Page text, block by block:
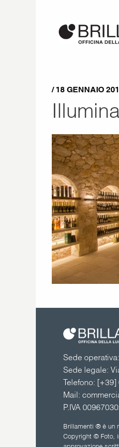
/ 18 GENNAIO
Sede
Sede legale:
Telefono: [+39]
Mail:
P.IVA
Brillamenti ® è un
Copyright © Foto,